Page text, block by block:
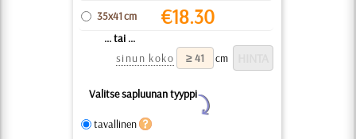
35x41 cm €18.30
... tai ...
sinun koko
cm
Valitse sapluunan tyyppi
Y
tavallinen